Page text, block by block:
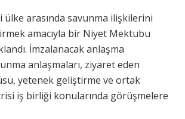
ülke arasında savunma ilişkilerini
amacıyla bir Niyet Mektubu
İmzalanacak anlaşma
anlaşmaları, ziyaret eden
yetenek geliştirme ve ortak
iş birliği konularında görüşmelere